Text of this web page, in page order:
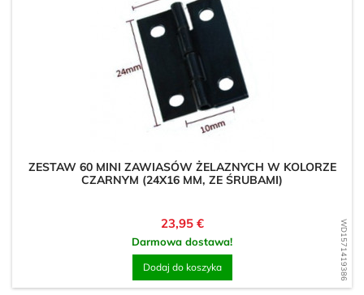
WD1571419386
ZESTAW 60 MINI ZAWIASÓW ŻELAZNYCH W KOLORZE
CZARNYM (24X16 MM, ZE ŚRUBAMI)
Cena
23,95 €
Darmowa dostawa!
Dodaj do koszyka